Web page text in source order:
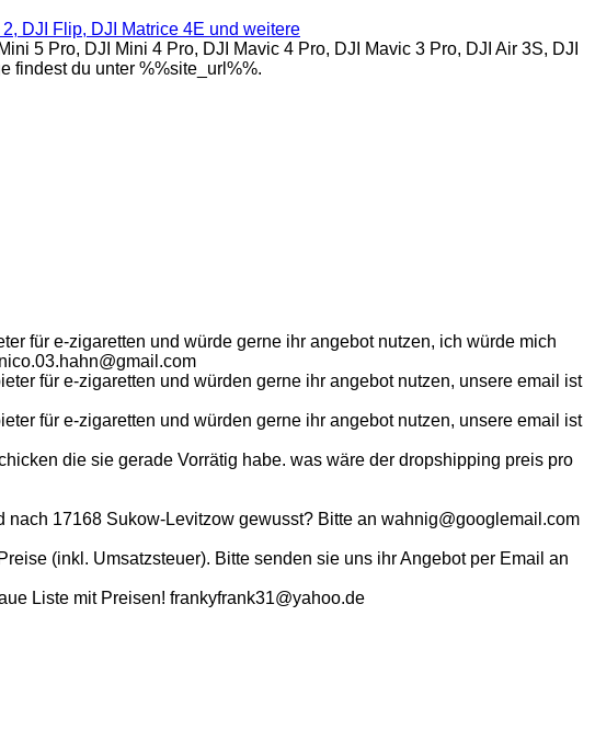
DJI Flip, DJI Matrice 4E und weitere
5 Pro, DJI Mini 4 Pro, DJI Mavic 4 Pro, DJI Mavic 3 Pro, DJI Air 3S, DJI
findest du unter %%site_url%%.
für e-zigaretten und würde gerne ihr angebot nutzen, ich würde mich
für e-zigaretten und würden gerne ihr angebot nutzen, unsere email ist
für e-zigaretten und würden gerne ihr angebot nutzen, unsere email ist
die sie gerade Vorrätig habe. was wäre der dropshipping preis pro
nach 17168 Sukow-Levitzow gewusst? Bitte an wahnig@googlemail.com
(inkl. Umsatzsteuer). Bitte senden sie uns ihr Angebot per Email an
Liste mit Preisen! frankyfrank31@yahoo.de